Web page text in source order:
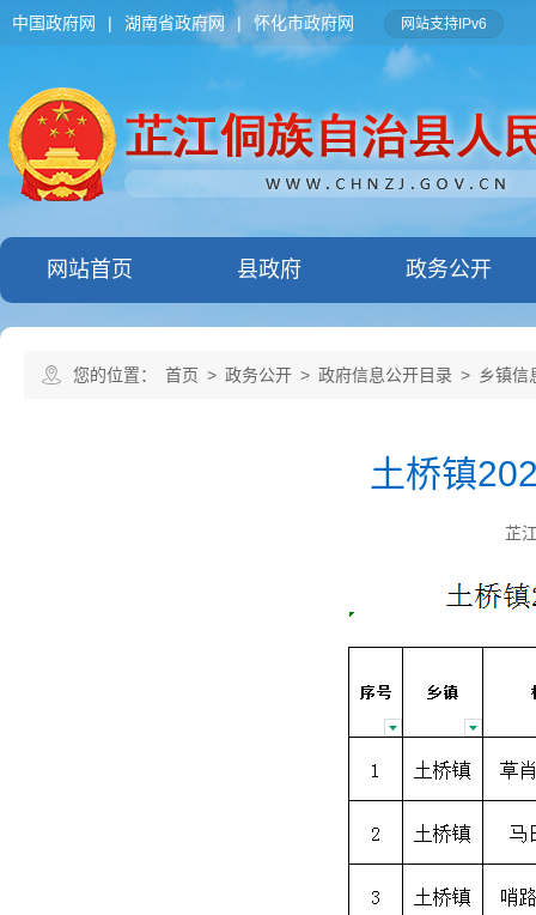
中国政府网 | 湖南省政府网 | 怀化市政府网 网站支持IPv6
网站首页 县政府 政务公开
您的位置： 首页 > 政务公开 > 政府信息公开目录 > 乡镇信
土桥镇
芷